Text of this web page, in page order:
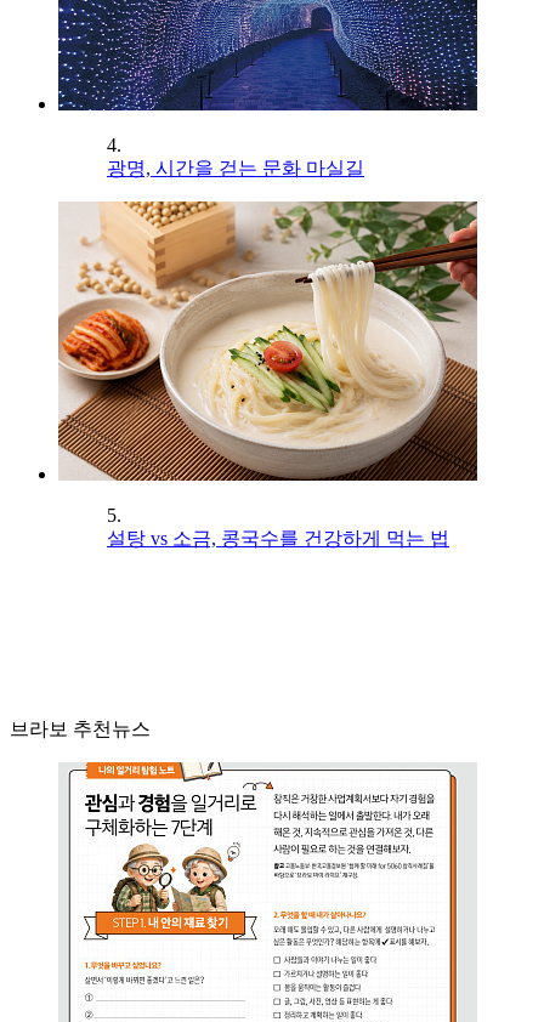
4.
광명, 시간을 걷는 문화 마실길
5.
설탕 vs 소금, 콩국수를 건강하게 먹는 법
브라보 추천뉴스